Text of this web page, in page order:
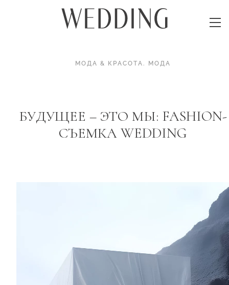
МОДА & КРАСОТА. МОДА
БУДУЩЕЕ – ЭТО МЫ: FASHION-
СЪЕМКА WEDDING